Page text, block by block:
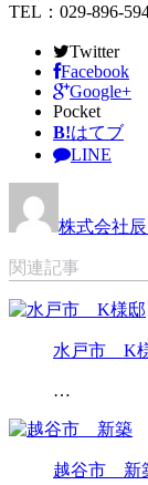
TEL：029-896-
Twitter
Facebook
Google+
Pocket
B!はてブ
LINE
株式会社
関連記事
水戸市 K
…
越谷市 新